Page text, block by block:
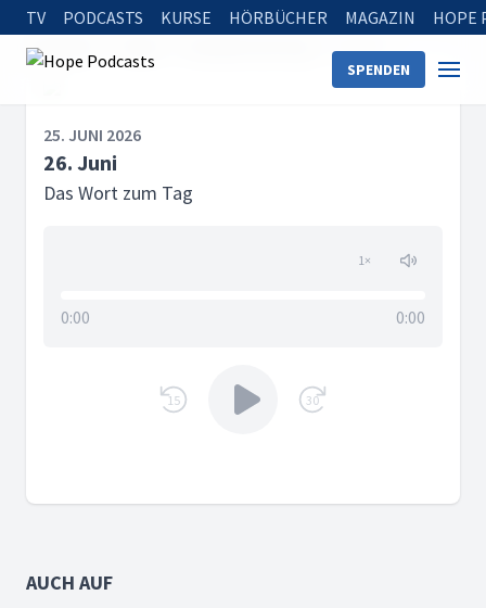
TV PODCASTS KURSE HÖRBÜCHER MAGAZIN HOPE
SPENDEN
Startseite 26. Juni
25. JUNI 2026
26. Juni
Das Wort zum Tag
1×
0:00 0:00
15 30
AUCH AUF